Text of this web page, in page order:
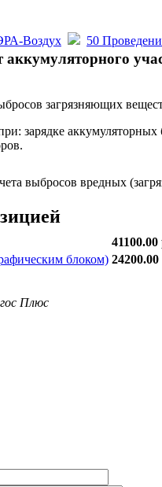
Воздух 50
загрязняющих
зарядке
выбросов вредных
41100.00
блоком) 24200.00
Плюс